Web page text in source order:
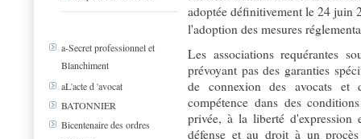
a-Secret professionnel et
Blanchiment
aL'acte d 'avocat
BATONNIER
Bicentenaire des ordres
adoptée définitivement le 24 juin
l'adoption des mesures
Les associations requérantes
prévoyant pas des garanties
de connexion des avocats et
compétence dans des
privée, à la liberté
défense et au droit à un